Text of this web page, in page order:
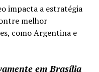
impacta a estratégia
melhor
como Argentina e
em Brasília